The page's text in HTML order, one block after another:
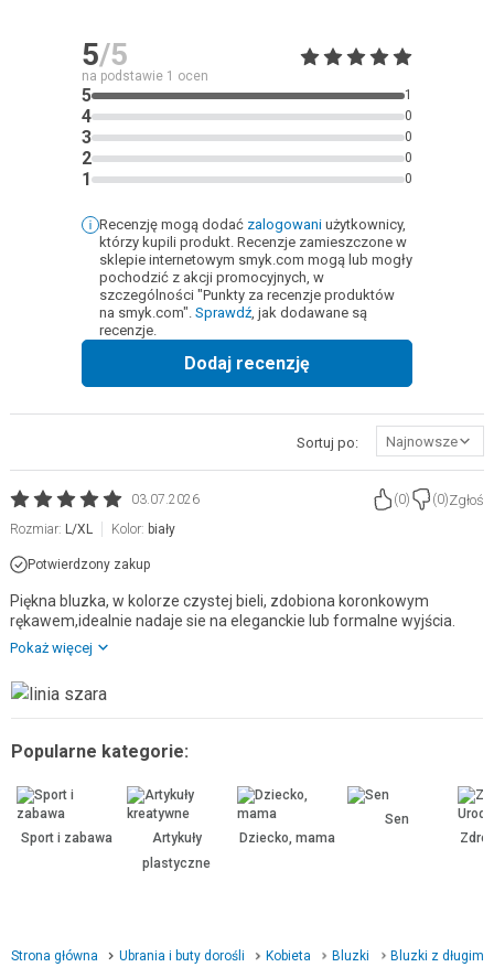
5/5
na podstawie 1 ocen
5 1
4 0
3 0
2 0
1 0
Recenzję mogą dodać zalogowani użytkownicy,
którzy kupili produkt. Recenzje zamieszczone w
sklepie internetowym smyk.com mogą lub mogły
pochodzić z akcji promocyjnych, w
szczególności "Punkty za recenzje produktów
na smyk.com". Sprawdź, jak dodawane są
recenzje.
Dodaj recenzję
Sortuj po: Najnowsze
03.07.2026 (0) (0)Zgłoś
Rozmiar: L/XL Kolor: biały
Potwierdzony zakup
Piękna bluzka, w kolorze czystej bieli, zdobiona koronkowym
rękawem,idealnie nadaje sie na eleganckie lub formalne wyjścia.
Pokaż więcej
Popularne kategorie:
Sport i zabawa
Artykuły
plastyczne
Dziecko, mama
Sen
Strona główna Ubrania i buty dorośli Kobieta Bluzki Bluzki z długim